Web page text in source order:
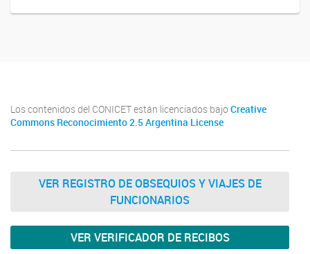
Los contenidos del CONICET están licenciados bajo Creative
Commons Reconocimiento 2.5 Argentina License
VER REGISTRO DE OBSEQUIOS Y VIAJES DE
FUNCIONARIOS
VER VERIFICADOR DE RECIBOS